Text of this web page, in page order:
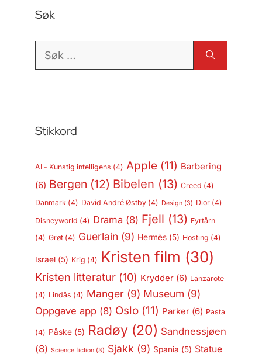
Søk
Søk
Stikkord
AI - Kunstig intelligens (4) Apple (11) Barbering
(6) Bergen (12) Bibelen (13) Creed (4)
Danmark (4) David André Østby(4) Design(3) Dior(4)
Disneyworld (4) Drama (8) Fjell (13) Fyrtårn
(4) Grøt(4) Guerlain (9) Hermès(5) Hosting (4)
Israel(5) Krig (4) Kristen film (30)
Kristen litteratur(10) Krydder(6) Lanzarote
(4) Lindås (4) Manger(9) Museum (9)
Oppgave app(8) Oslo(11) Parker(6) Pasta
(4) Påske(5) Radøy(20) Sandnessjøen
(8) Science fiction(3) Sjakk (9) Spania (5) Statue